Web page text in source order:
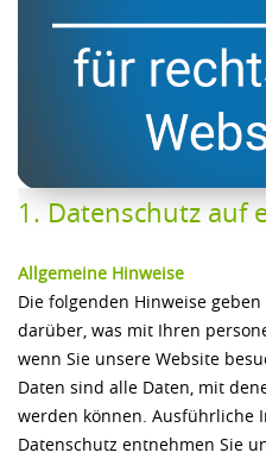
1. Datenschutz auf
Allgemeine Hinweise
Die folgenden Hinweise
darüber, was mit Ihren
wenn Sie unsere Website
Daten sind alle Daten, mit
werden können. Ausführliche
Datenschutz entnehmen Sie